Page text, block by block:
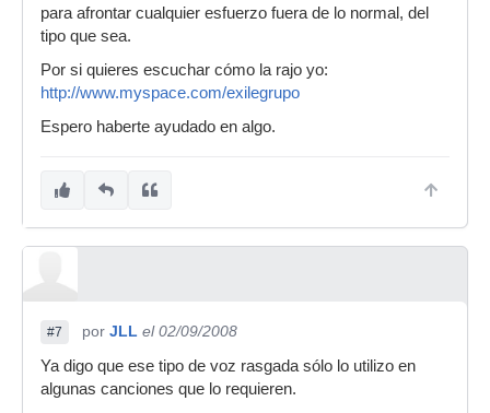
para afrontar cualquier esfuerzo fuera de lo normal, del
tipo que sea.
Por si quieres escuchar cómo la rajo yo:
http://www.myspace.com/exilegrupo
Espero haberte ayudado en algo.
#7 por JLL el 02/09/2008
Ya digo que ese tipo de voz rasgada sólo lo utilizo en
algunas canciones que lo requieren.